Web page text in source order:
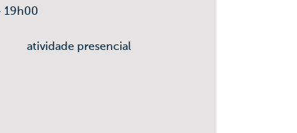
19h00
atividade presencial